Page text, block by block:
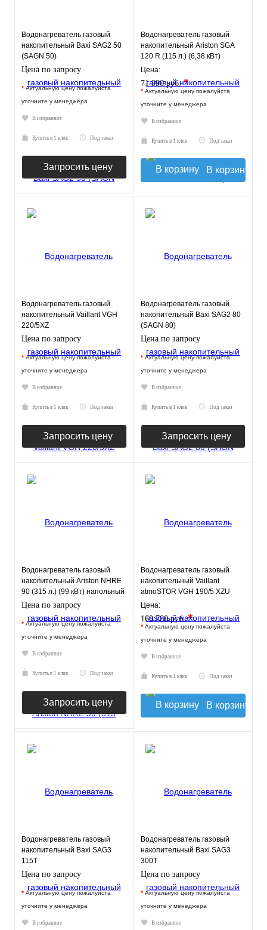
Водонагреватель газовый
накопительный Baxi SAG2 50
(SAGN 50)
Цена по запросу
* Актуальную цену пожалуйста
уточните у менеджера
В избранное
Купить в 1 клик Под заказ
Запросить цену
Водонагреватель газовый
накопительный Ariston SGA
120 R (115 л.) (6,38 кВт)
напольный
Цена:
71 990 руб.*
* Актуальную цену пожалуйста
уточните у менеджера
В избранное
Купить в 1 клик Под заказ
В корзину
Водонагреватель газовый
накопительный Vaillant VGH
220/5XZ
Цена по запросу
* Актуальную цену пожалуйста
уточните у менеджера
В избранное
Купить в 1 клик Под заказ
Запросить цену
Водонагреватель газовый
накопительный Baxi SAG2 80
(SAGN 80)
Цена по запросу
* Актуальную цену пожалуйста
уточните у менеджера
В избранное
Купить в 1 клик Под заказ
Запросить цену
Водонагреватель газовый
накопительный Ariston NHRE
90 (315 л.) (99 кВт) напольный
Цена по запросу
* Актуальную цену пожалуйста
уточните у менеджера
В избранное
Купить в 1 клик Под заказ
Запросить цену
Водонагреватель газовый
накопительный Vaillant
atmoSTOR VGH 190/5 XZU
(190 л.) (8 кВт) напольный
Цена:
160 780 руб.*
* Актуальную цену пожалуйста
уточните у менеджера
В избранное
Купить в 1 клик Под заказ
В корзину
Водонагреватель газовый
накопительный Baxi SAG3
115Т
Цена по запросу
* Актуальную цену пожалуйста
уточните у менеджера
В избранное
Водонагреватель газовый
накопительный Baxi SAG3
300Т
Цена по запросу
* Актуальную цену пожалуйста
уточните у менеджера
В избранное